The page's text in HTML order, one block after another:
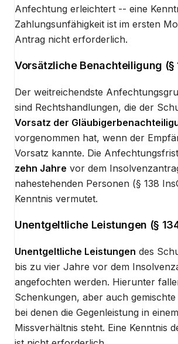
Anfechtung erleichtert -- eine
Zahlungsunfähigkeit ist im ersten
Antrag nicht erforderlich.
Vorsätzliche Benachteiligung (§
Der weitreichendste
sind Rechtshandlungen, die der
Vorsatz der
vorgenommen hat, wenn der
Vorsatz kannte. Die
zehn Jahre vor dem
nahestehenden Personen (§ 138
Kenntnis vermutet.
Unentgeltliche Leistungen (§
Unentgeltliche Leistungen des
bis zu vier Jahre vor dem
angefochten werden. Hierunter
Schenkungen, aber auch
bei denen die Gegenleistung in
Missverhältnis steht. Eine Kenntnis